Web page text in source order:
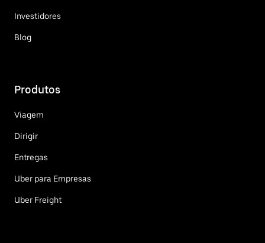
Investidores
Blog
Produtos
Viagem
Dirigir
Entregas
Uber para Empresas
Uber Freight